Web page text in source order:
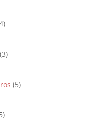
(3)
(5)